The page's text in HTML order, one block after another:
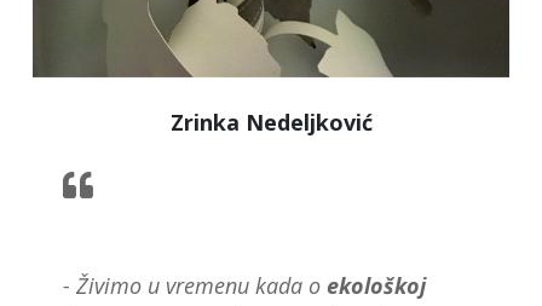
Zrinka Nedeljković
- Živimo u vremenu kada o ekološkoj